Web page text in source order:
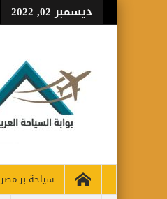
ديسمبر 02, 2022
سياحة بر مصر